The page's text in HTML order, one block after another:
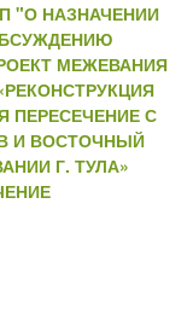
"О НАЗНАЧЕНИИ
МЕЖЕВАНИЯ
ПЕРЕСЕЧЕНИЕ С
И ВОСТОЧНЫЙ
Г. ТУЛА»